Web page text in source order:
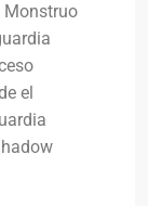
Monstruo
el